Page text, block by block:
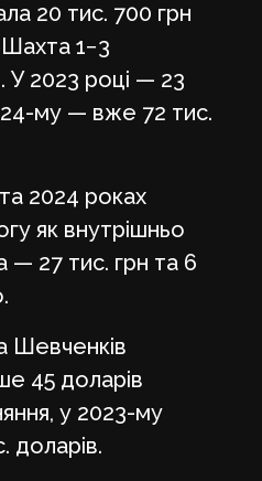
20 тис. 700 грн
1−3
У 2023 році — 23
му — вже 72 тис.
2024 роках
як внутрішньо
27 тис. грн та 6
Шевченків
45 доларів
у 2023-му
доларів.